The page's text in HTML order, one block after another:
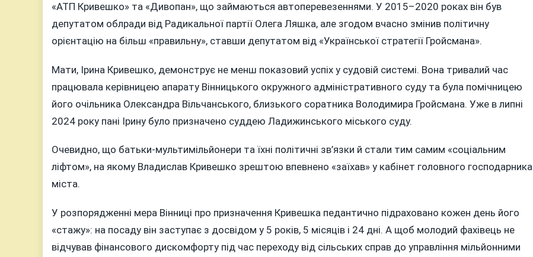
«АТП Кривешко» та «Дивопан», що займаються автоперевезеннями. У 2015–2020 роках він був
депутатом облради від Радикальної партії Олега Ляшка, але згодом вчасно змінив політичну
орієнтацію на більш «правильну», ставши депутатом від «Української стратегії Гройсмана».
Мати, Ірина Кривешко, демонструє не менш показовий успіх у судовій системі. Вона тривалий час
працювала керівницею апарату Вінницького окружного адміністративного суду та була помічницею
його очільника Олександра Вільчанського, близького соратника Володимира Гройсмана. Уже в липні
2024 року пані Ірину було призначено суддею Ладижинського міського суду.
Очевидно, що батьки-мультимільйонери та їхні політичні зв’язки й стали тим самим «соціальним
ліфтом», на якому Владислав Кривешко зрештою впевнено «заїхав» у кабінет головного господарника
міста.
У розпорядженні мера Вінниці про призначення Кривешка педантично підраховано кожен день його
«стажу»: на посаду він заступає з досвідом у 5 років, 5 місяців і 24 дні. А щоб молодий фахівець не
відчував фінансового дискомфорту під час переходу від сільських справ до управління мільйонними